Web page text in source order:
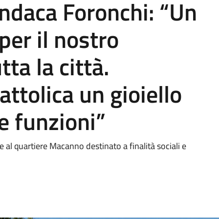
Foronchi: “Un
il nostro
la città.
un gioiello
funzioni”
al quartiere Macanno destinato a finalità sociali e